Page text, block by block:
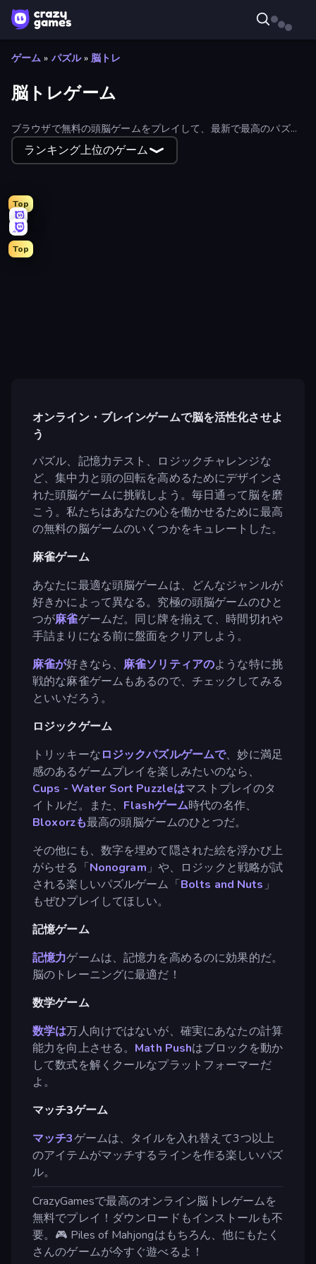
ゲーム » パズル » 脳トレ
脳トレゲーム
ブラウザで無料の頭脳ゲームをプレイして、最新で最高のパズル
で楽しみながら頭を磨こう！
ランキング上位のゲーム
Top
Top
オンライン・ブレインゲームで脳を活性化させよ
う
パズル、記憶力テスト、ロジックチャレンジな
ど、集中力と頭の回転を高めるためにデザインさ
れた頭脳ゲームに挑戦しよう。毎日通って脳を磨
こう。私たちはあなたの心を働かせるために最高
の無料の脳ゲームのいくつかをキュレートした。
麻雀ゲーム
あなたに最適な頭脳ゲームは、どんなジャンルが
好きかによって異なる。究極の頭脳ゲームのひと
つが麻雀ゲームだ。同じ牌を揃えて、時間切れや
手詰まりになる前に盤面をクリアしよう。
麻雀が好きなら、麻雀ソリティアのような特に挑
戦的な麻雀ゲームもあるので、チェックしてみる
といいだろう。
ロジックゲーム
トリッキーなロジックパズルゲームで、妙に満足
感のあるゲームプレイを楽しみたいのなら、
Cups - Water Sort Puzzleはマストプレイのタ
イトルだ。また、 Flashゲーム時代の名作、
Bloxorzも最高の頭脳ゲームのひとつだ。
その他にも、数字を埋めて隠された絵を浮かび上
がらせる「Nonogram 」や、ロジックと戦略が試
される楽しいパズルゲーム「Bolts and Nuts 」
もぜひプレイしてほしい。
記憶ゲーム
記憶力ゲームは、記憶力を高めるのに効果的だ。
脳のトレーニングに最適だ！
数学ゲーム
数学は万人向けではないが、確実にあなたの計算
能力を向上させる。 Math Pushはブロックを動か
して数式を解くクールなプラットフォーマーだ
よ。
マッチ3ゲーム
マッチ3ゲームは、タイルを入れ替えて3つ以上
のアイテムがマッチするラインを作る楽しいパズ
ル。
CrazyGamesで最高のオンライン脳トレゲームを
無料でプレイ！ダウンロードもインストールも不
要。🎮 Piles of Mahjongはもちろん、他にもたく
さんのゲームが今すぐ遊べるよ！